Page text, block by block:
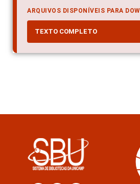
ARQUIVOS DISPONÍVEIS PARA
TEXTO COMPLETO